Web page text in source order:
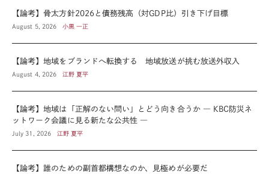
【論考】骨太方針2026と債務残高（対GDP比）引き下げ目標
August 5, 2026 小黒 一正
【論考】地域をブランドへ転換する 地域放送が挑む放送外収入
August 4, 2026 江野 夏平
【論考】地域は「正解のない問い」とどう向き合うか ― KBC防災ネ
ットワーク会議に見る新たな公共性 ―
July 31, 2026 江野 夏平
【論考】誰のための副首都構想なのか、見極めが必要だ